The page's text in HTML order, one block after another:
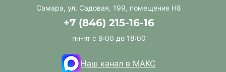
Самара, ул. Садовая, 199, помещение Н8
+7 (846) 215-16-16
пн-пт с 9:00 до 18:00
Наш канал в МАКС